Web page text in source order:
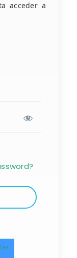
acceder a